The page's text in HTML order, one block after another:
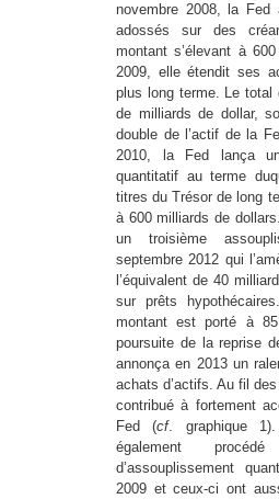
novembre 2008, la
adossés sur des
montant s’élevant à
2009, elle étendit ses
plus long terme. Le total
de milliards de dollar,
double de l’actif de la
2010, la Fed lança un
quantitatif au terme
titres du Trésor de long
à 600 milliards de
un troisième
septembre 2012 qui
l’équivalent de 40
sur prêts
montant est porté à
poursuite de la reprise
annonça en 2013 un
achats d’actifs. Au fil
contribué à fortement
Fed (cf. graphique
également
d’assouplissement
2009 et ceux-ci ont